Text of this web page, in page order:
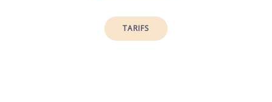
TARIFS